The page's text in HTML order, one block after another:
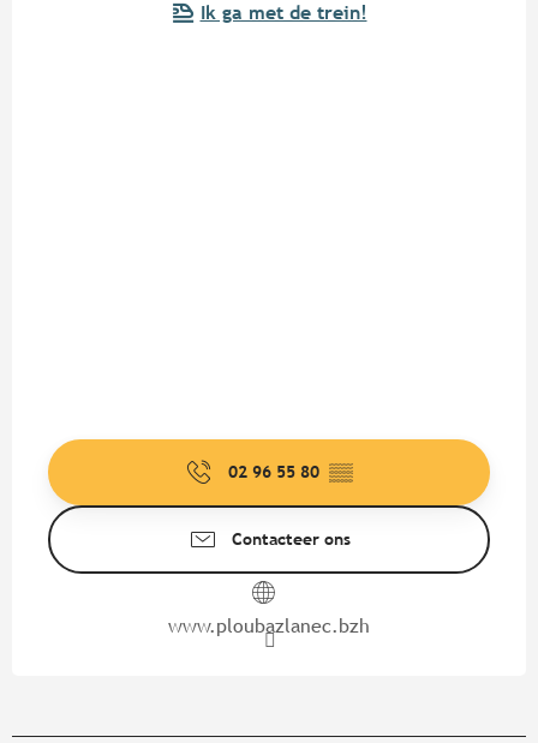
Ik ga met de trein!
02 96 55 80 ▒▒
Contacteer ons
www.ploubazlanec.bzh